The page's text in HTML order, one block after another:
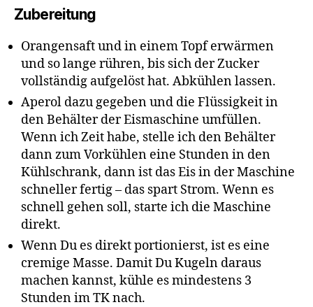
Zubereitung
Orangensaft und in einem Topf erwärmen
und so lange rühren, bis sich der Zucker
vollständig aufgelöst hat. Abkühlen lassen.
Aperol dazu gegeben und die Flüssigkeit in
den Behälter der Eismaschine umfüllen.
Wenn ich Zeit habe, stelle ich den Behälter
dann zum Vorkühlen eine Stunden in den
Kühlschrank, dann ist das Eis in der Maschine
schneller fertig – das spart Strom. Wenn es
schnell gehen soll, starte ich die Maschine
direkt.
Wenn Du es direkt portionierst, ist es eine
cremige Masse. Damit Du Kugeln daraus
machen kannst, kühle es mindestens 3
Stunden im TK nach.